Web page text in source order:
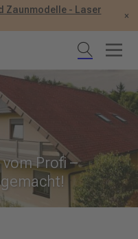
Zaunmodelle - Laser
×
Profi –